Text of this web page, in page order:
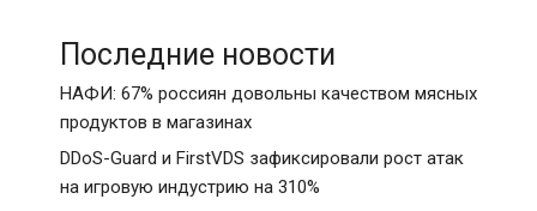
Последние новости
НАФИ: 67% россиян довольны качеством мясных
продуктов в магазинах
DDoS-Guard и FirstVDS зафиксировали рост атак
на игровую индустрию на 310%